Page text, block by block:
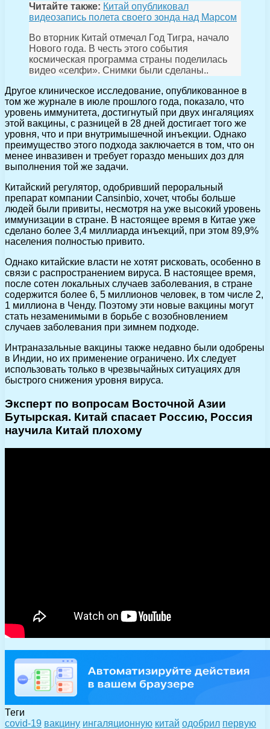
Читайте также: Китай опубликовал
видеозапись полета своего зонда над Марсом
Во вторник Китай отмечал Год Тигра, начало
Нового года. В честь этого события
космическая программа страны поделилась
видео «селфи». Снимки были сделаны..
Другое клиническое исследование, опубликованное в
том же журнале в июле прошлого года, показало, что
уровень иммунитета, достигнутый при двух ингаляциях
этой вакцины, с разницей в 28 дней достигает того же
уровня, что и при внутримышечной инъекции. Однако
преимущество этого подхода заключается в том, что он
менее инвазивен и требует гораздо меньших доз для
выполнения той же задачи.
Китайский регулятор, одобривший пероральный
препарат компании Cansinbio, хочет, чтобы больше
людей были привиты, несмотря на уже высокий уровень
иммунизации в стране. В настоящее время в Китае уже
сделано более 3,4 миллиарда инъекций, при этом 89,9%
населения полностью привито.
Однако китайские власти не хотят рисковать, особенно в
связи с распространением вируса. В настоящее время,
после сотен локальных случаев заболевания, в стране
содержится более 6, 5 миллионов человек, в том числе 2,
1 миллиона в Ченду. Поэтому эти новые вакцины могут
стать незаменимыми в борьбе с возобновлением
случаев заболевания при зимнем подходе.
Интраназальные вакцины также недавно были одобрены
в Индии, но их применение ограничено. Их следует
использовать только в чрезвычайных ситуациях для
быстрого снижения уровня вируса.
Эксперт по вопросам Восточной Азии
Бутырская. Китай спасает Россию, Россия
научила Китай плохому
Теги
covid-19 вакцину ингаляционную китай одобрил первую